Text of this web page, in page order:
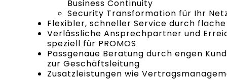
Business Continuity
Security Transformation für Ihr
Flexibler, schneller Service durch
Verlässliche Ansprechpartner und
speziell für PROMOS
Passgenaue Beratung durch engen
zur Geschäftsleitung
Zusatzleistungen wie